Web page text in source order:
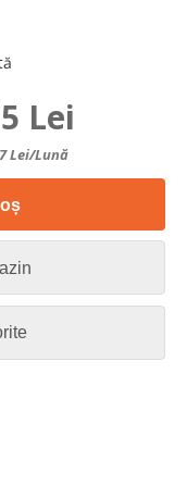
Lei
Lei/lună